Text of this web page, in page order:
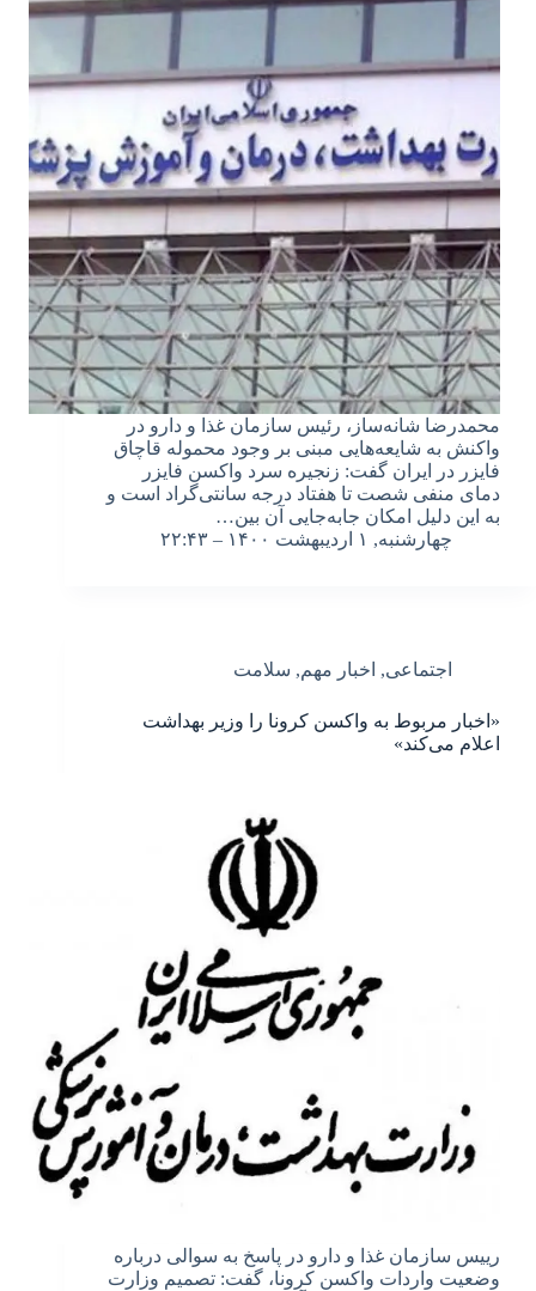
محمدرضا شانه‌ساز، رئیس سازمان غذا و دارو در
واکنش به شایعه‌هایی مبنی بر وجود محموله قاچاق
فایزر در ایران گفت: زنجیره سرد واکسن فایزر
دمای منفی شصت تا هفتاد درجه سانتی‌گراد است و
به این دلیل امکان جابه‌جایی آن بین…
چهارشنبه, ۱ اردیبهشت ۱۴۰۰ – ۲۲:۴۳
اجتماعی, اخبار مهم, سلامت
«اخبار مربوط به واکسن کرونا را وزیر بهداشت
اعلام می‌کند»
رییس سازمان غذا و دارو در پاسخ به سوالی درباره
وضعیت واردات واکسن کرونا، گفت: تصمیم وزارت